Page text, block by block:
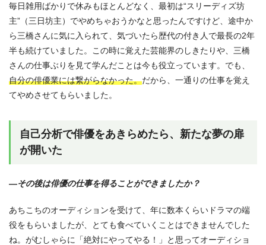
毎日雑用ばかりで休みもほとんどなく、最初は“スリーディズ坊
主”（三日坊主）でやめちゃおうかなと思ったんですけど、途中か
ら三橋さんに気に入られて、気づいたら歴代の付き人で最長の2年
半も続けていました。この時に覚えた芸能界のしきたりや、三橋
さんの仕事ぶりを見て学んだことは今も役立っています。でも、
自分の俳優業には繋がらなかった。だから、一通りの仕事を覚え
てやめさせてもらいました。
自己分析で俳優をあきらめたら、新たな夢の扉
が開いた
—その後は俳優の仕事を得ることができましたか？
あちこちのオーディションを受けて、年に数本くらいドラマの端
役をもらいましたが、とても食べていくことはできませんでした
ね。がむしゃらに「絶対にやってやる！」と思ってオーディショ